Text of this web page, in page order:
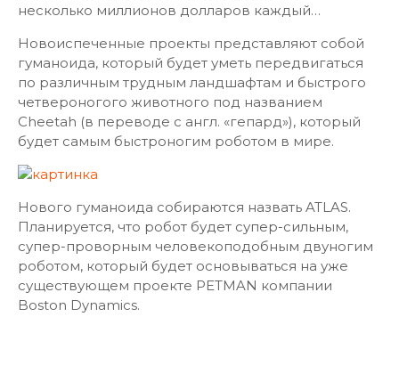
несколько миллионов долларов каждый…
Новоиспеченные проекты представляют собой
гуманоида, который будет уметь передвигаться
по различным трудным ландшафтам и быстрого
четвероногого животного под названием
Cheetah (в переводе с англ. «гепард»), который
будет самым быстроногим роботом в мире.
Нового гуманоида собираются назвать ATLAS.
Планируется, что робот будет супер-сильным,
супер-проворным человекоподобным двуногим
роботом, который будет основываться на уже
существующем проекте PETMAN компании
Boston Dynamics.